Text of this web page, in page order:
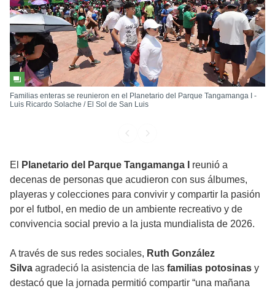
Familias enteras se reunieron en el Planetario del Parque Tangamanga I -
Luis Ricardo Solache / El Sol de San Luis
El Planetario del Parque Tangamanga I
reunió a
decenas de personas que acudieron con sus álbumes,
playeras y colecciones para convivir y compartir la pasión
por el futbol, en medio de un ambiente recreativo y de
convivencia social previo a la justa mundialista de 2026.
A través de sus redes sociales, Ruth González
Silva agradeció la asistencia de las familias potosinas y
destacó que la jornada permitió compartir “una mañana